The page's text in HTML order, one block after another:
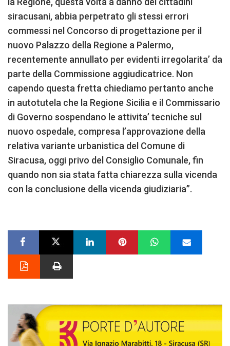
siracusani, abbia perpetrato gli stessi errori
commessi nel Concorso di progettazione per il
nuovo Palazzo della Regione a Palermo,
recentemente annullato per evidenti irregolarita’ da
parte della Commissione aggiudicatrice. Non
capendo questa fretta chiediamo pertanto anche
in autotutela che la Regione Sicilia e il Commissario
di Governo sospendano le attivita’ tecniche sul
nuovo ospedale, compresa l’approvazione della
relativa variante urbanistica del Comune di
Siracusa, oggi privo del Consiglio Comunale, fin
quando non sia stata fatta chiarezza sulla vicenda
con la conclusione della vicenda giudiziaria”.